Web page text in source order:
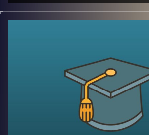
משתנה עם השנים. כנראה
המשיכה כאידיאולוגיה
מאפייניה הטשטשו, ועם
באופיה לתיירות
תיירות שהתרמילאות סלדה
דוקטור גלעד גילי חסקין
בדרכו ממדינה אקזוטית